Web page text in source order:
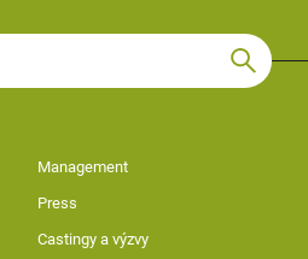
Management
Press
Castingy a výzvy